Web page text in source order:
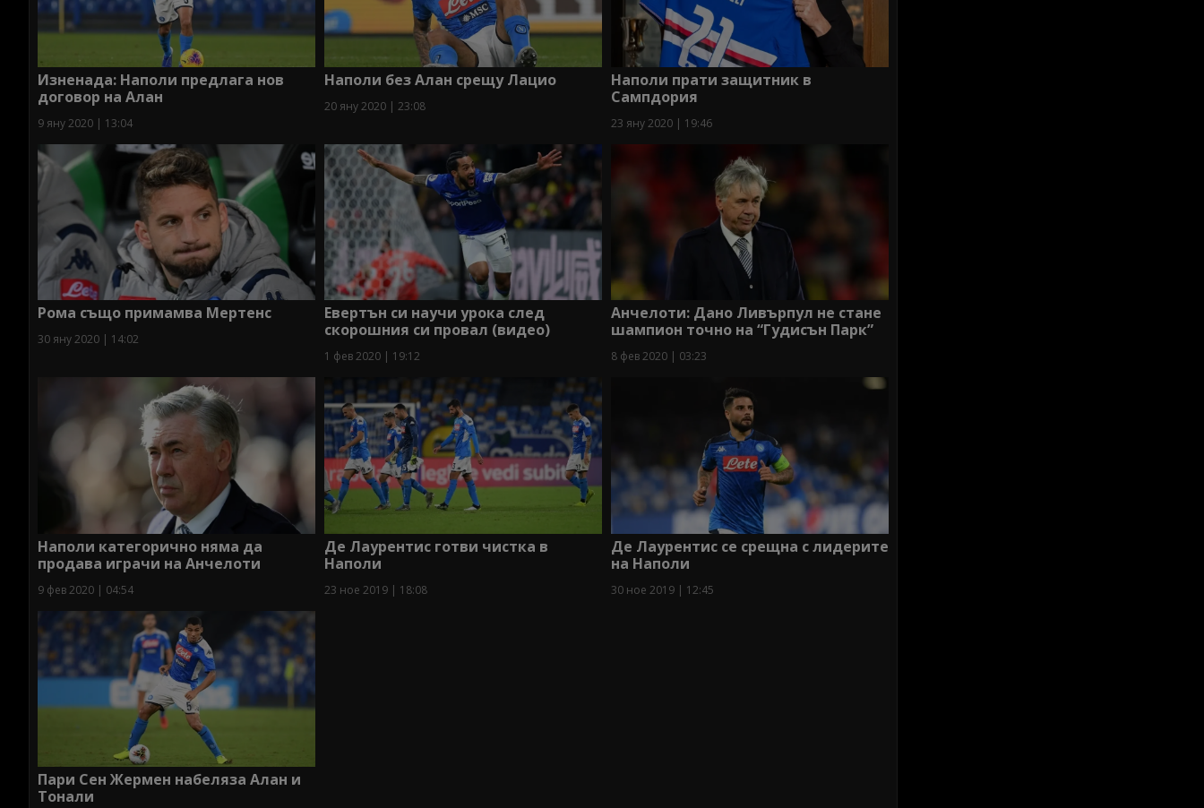
Изненада: Наполи предлага нов
договор на Алан
9 яну 2020 | 13:04
Наполи без Алан срещу Лацио
20 яну 2020 | 23:08
Наполи прати защитник в
Сампдория
23 яну 2020 | 19:46
Рома също примамва Мертенс
30 яну 2020 | 14:02
Евертън си научи урока след
скорошния си провал (видео)
1 фев 2020 | 19:12
Анчелоти: Дано Ливърпул не стане
шампион точно на “Гудисън Парк”
8 фев 2020 | 03:23
Наполи категорично няма да
продава играчи на Анчелоти
9 фев 2020 | 04:54
Де Лаурентис готви чистка в
Наполи
23 ное 2019 | 18:08
Де Лаурентис се срещна с лидерите
на Наполи
30 ное 2019 | 12:45
Пари Сен Жермен набеляза Алан и
Тонали